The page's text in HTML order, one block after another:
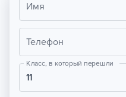
Имя
Телефон
Класс, в который перешли
11